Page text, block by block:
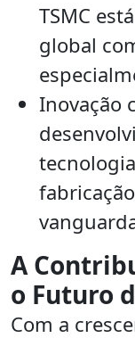
TSMC
global
Inovação
A
o Futuro
Com a